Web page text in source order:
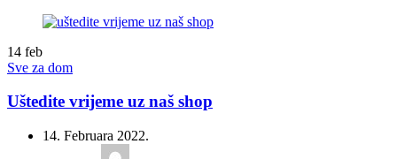
14 feb
Sve za dom
Uštedite vrijeme uz naš shop
14. Februara 2022.